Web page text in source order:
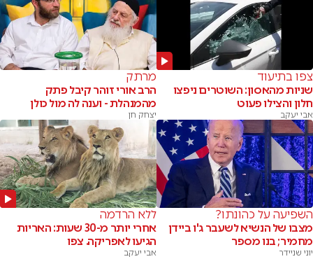
צפו בתיעוד
שניות מהאסון: השוטרים ניפצו
חלון והצילו פעוט
אבי יעקב
מרתק
הרב אורי זוהר קיבל פתק
מהמנהלת - וענה לה מול כולן
יצחק חן
השפיעה על כהונתו?
מצבו של הנשיא לשעבר ג'ו ביידן
מחמיר; בנו מספר
יוני שניידר
ללא הרדמה
אחרי יותר מ-30 שעות: האריות
הגיעו לאפריקה. צפו
אבי יעקב